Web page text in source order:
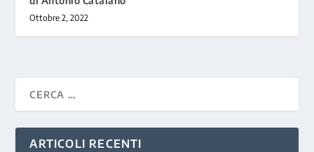
Ottobre 2, 2022
ARTICOLI RECENTI